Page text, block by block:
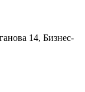
14, Бизнес-